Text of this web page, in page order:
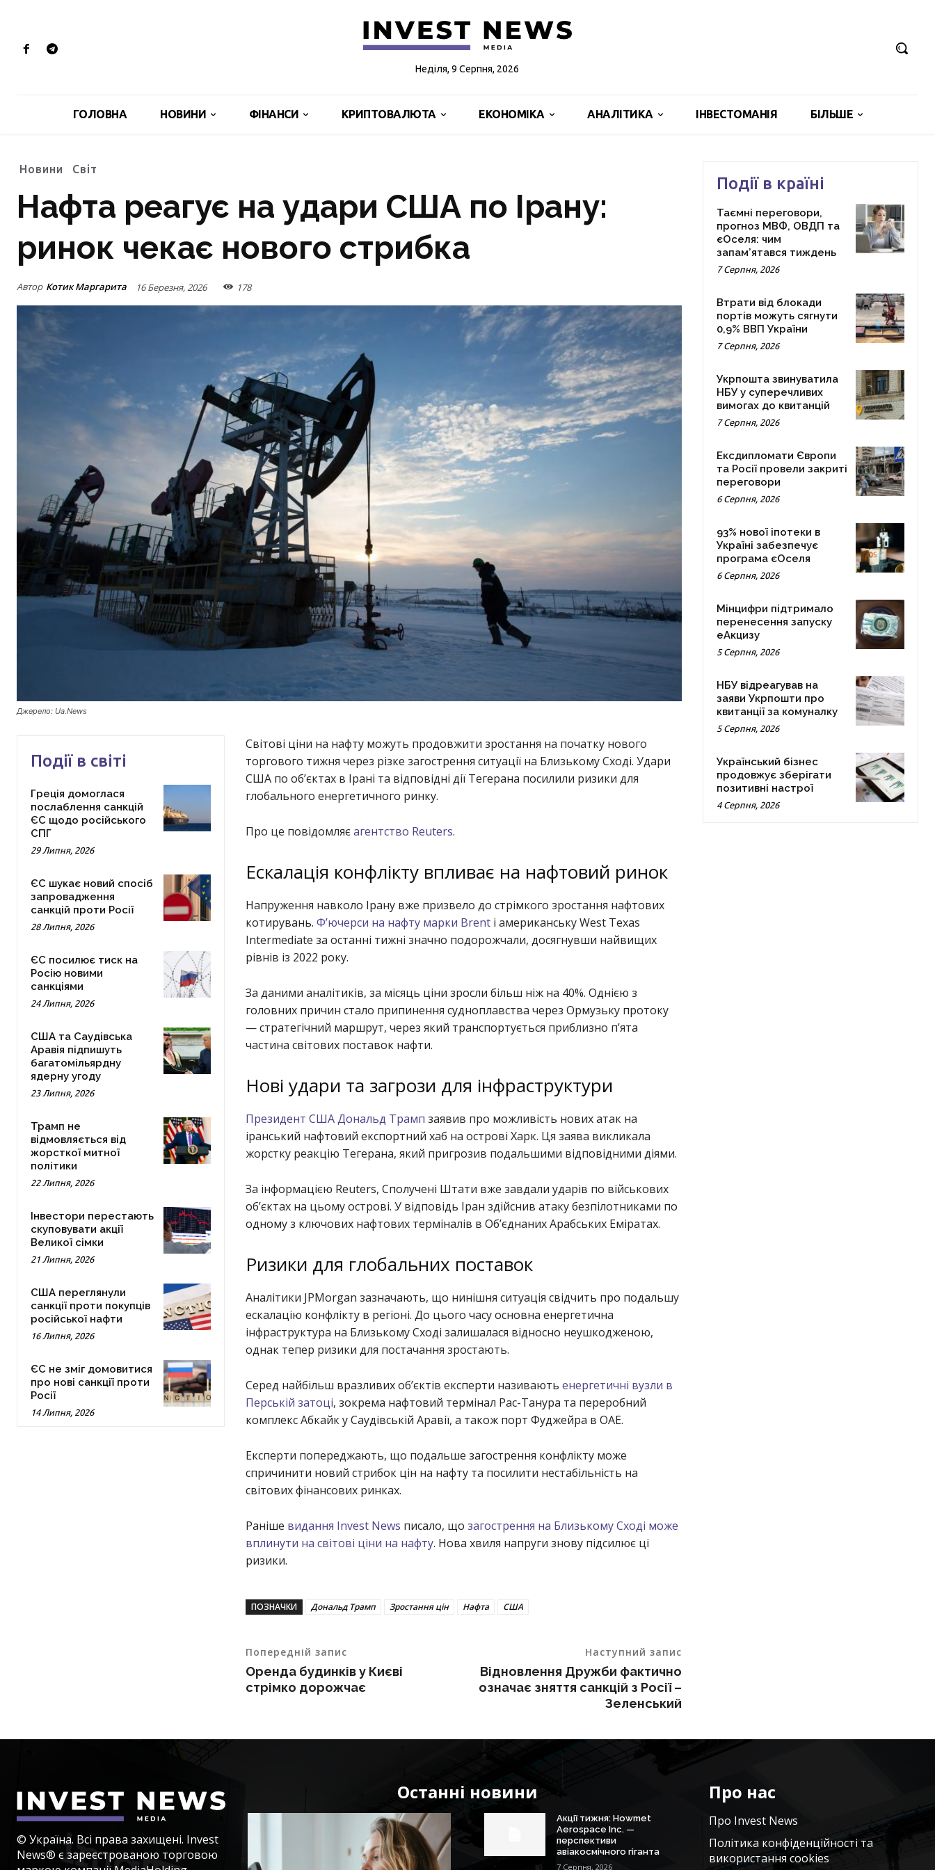
Неділя, 9 Серпня, 2026
ГОЛОВНА НОВИНИ ФІНАНСИ КРИПТОВАЛЮТА ЕКОНОМІКА АНАЛІТИКА ІНВЕСТОМАНІЯ БІЛЬШЕ
Новини Світ
Нафта реагує на удари США по Ірану:
ринок чекає нового стрибка
Автор Котик Маргарита 16 Березня, 2026 178
Джерело: Ua.News
Події в світі
Греція домоглася
послаблення санкцій
ЄС щодо російського
СПГ
29 Липня, 2026
ЄС шукає новий спосіб
запровадження
санкцій проти Росії
28 Липня, 2026
ЄС посилює тиск на
Росію новими
санкціями
24 Липня, 2026
США та Саудівська
Аравія підпишуть
багатомільярдну
ядерну угоду
23 Липня, 2026
Трамп не
відмовляється від
жорсткої митної
політики
22 Липня, 2026
Інвестори перестають
скуповувати акції
Великої сімки
21 Липня, 2026
США переглянули
санкції проти покупців
російської нафти
16 Липня, 2026
ЄС не зміг домовитися
про нові санкції проти
Росії
14 Липня, 2026
Світові ціни на нафту можуть продовжити зростання на початку нового
торгового тижня через різке загострення ситуації на Близькому Сході. Удари
США по об’єктах в Ірані та відповідні дії Тегерана посилили ризики для
глобального енергетичного ринку.
Про це повідомляєагентство Reuters.
Ескалація конфлікту впливає на нафтовий ринок
Напруження навколо Ірану вже призвело до стрімкого зростання нафтових
котирувань. Ф’ючерси на нафту марки Brentі американську West Texas
Intermediate за останні тижні значно подорожчали, досягнувши найвищих
рівнів із 2022 року.
За даними аналітиків, за місяць ціни зросли більш ніж на 40%. Однією з
головних причин стало припинення судноплавства через Ормузьку протоку
— стратегічний маршрут, через який транспортується приблизно п’ята
частина світових поставок нафти.
Нові удари та загрози для інфраструктури
Президент США Дональд Трамп заявив про можливість нових атак на
іранський нафтовий експортний хаб на острові Харк. Ця заява викликала
жорстку реакцію Тегерана, який пригрозив подальшими відповідними діями.
За інформацією Reuters, Сполучені Штати вже завдали ударів по військових
об’єктах на цьому острові. У відповідь Іран здійснив атаку безпілотниками по
одному з ключових нафтових терміналів в Об’єднаних Арабських Еміратах.
Ризики для глобальних поставок
Аналітики JPMorgan зазначають, що нинішня ситуація свідчить про подальшу
ескалацію конфлікту в регіоні. До цього часу основна енергетична
інфраструктура на Близькому Сході залишалася відносно неушкодженою,
однак тепер ризики для постачання зростають.
Серед найбільш вразливих об’єктів експерти називають енергетичні вузли в
Перській затоці, зокрема нафтовий термінал Рас-Танура та переробний
комплекс Абкайк у Саудівській Аравії, а також порт Фуджейра в ОАЕ.
Експерти попереджають, що подальше загострення конфлікту може
спричинити новий стрибок цін на нафту та посилити нестабільність на
світових фінансових ринках.
Раніше видання Invest News писало, що загострення на Близькому Сході може
вплинути на світові ціни на нафту. Нова хвиля напруги знову підсилює ці
ризики.
ПОЗНАЧКИ Дональд Трамп Зростання цін Нафта США
Попередній запис
Оренда будинків у Києві
стрімко дорожчає
Наступний запис
Відновлення Дружби фактично
означає зняття санкцій з Росії –
Зеленський
Події в країні
Таємні переговори,
прогноз МВФ, ОВДП та
єОселя: чим
запам’ятався тиждень
7 Серпня, 2026
Втрати від блокади
портів можуть сягнути
0,9% ВВП України
7 Серпня, 2026
Укрпошта звинуватила
НБУ у суперечливих
вимогах до квитанцій
7 Серпня, 2026
Ексдипломати Європи
та Росії провели закриті
переговори
6 Серпня, 2026
93% нової іпотеки в
Україні забезпечує
програма єОселя
6 Серпня, 2026
Мінцифри підтримало
перенесення запуску
еАкцизу
5 Серпня, 2026
НБУ відреагував на
заяви Укрпошти про
квитанції за комуналку
5 Серпня, 2026
Український бізнес
продовжує зберігати
позитивні настрої
4 Серпня, 2026
© Україна. Всі права захищені. Invest
News® є зареєстрованою торговою
Останні новини
Акції тижня: Howmet
Aerospace Inc. —
перспективи
авіакосмічного гіганта
7 Серпня, 2026
Про нас
Про Invest News
Політика конфіденційності та
використання cookies